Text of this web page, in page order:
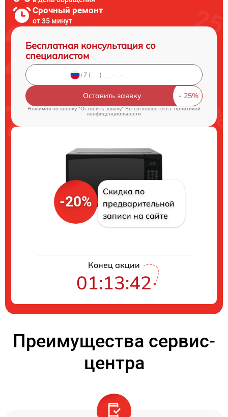
Срочный ремонт
от 35 минут
Бесплатная консультация со
специалистом
Оставить заявку
Нажимая на кнопку "Оставить заявку" Вы соглашаетесь cполитикой
конфиденциальности
-20%
Скидка по
предварительной
записи на сайте
Конец акции
01:13:41
Преимущества сервис-
центра